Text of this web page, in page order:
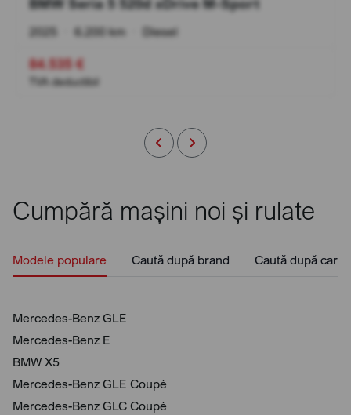
2025 6.200 km Diesel
84.535 €
TVA deductibil
Cumpără mașini noi și rulate
Modele populare Caută după brand Caută după
Mercedes-Benz GLE
Mercedes-Benz E
BMW X5
Mercedes-Benz GLE Coupé
Mercedes-Benz GLC Coupé